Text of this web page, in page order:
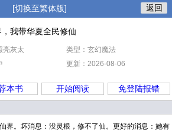
[切换至繁体版] 返回
我带华夏全民修仙
亮灰太
类型：玄幻魔法
更新：2026-08-06
本书 开始阅读 免登陆报错
界。坏消息：没灵根，修不了仙。更好的消息：她有